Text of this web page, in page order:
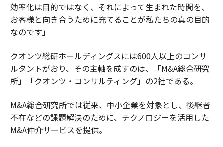
効率化は目的ではなく、それによって生まれた時間を、
お客様と向き合うために充てることが私たちの真の目的
なのです」
クオンツ総研ホールディングスには600人以上のコンサ
ルタントがおり、その主軸を成すのは、「M&A総合研究
所」「クオンツ・コンサルティング」の2社である。
M&A総合研究所では従来、中小企業を対象とし、後継者
不在などの課題解決のために、テクノロジーを活用した
M&A仲介サービスを提供。